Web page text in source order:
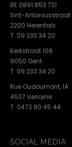
BE 0891.853.731
Sint-Antoniusstraat
2200 Herentals
T. 09 233 34 20
Kerkstraat 108
9050 Gent
T. 09 233 34 20
Rue Oudoumont, 1A
4537 Verlaine
T. 0473 80 45 44
SOCIAL MEDIA